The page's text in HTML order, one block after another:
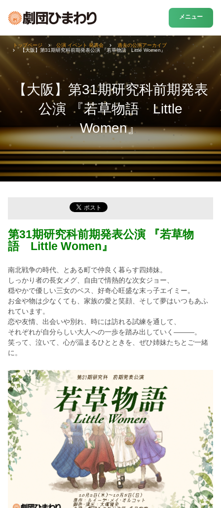
メニュー
【大阪】第31期研究科前期発表
公演 『若草物語 Little
Women』
トップページ 公演 イベント 発表会
過去の公演アーカイブ
【大阪】第31期研究科前期発表公演 『若草物語 Little Women』
第31期研究科前期発表公演 『若草物
語 Little Women』
南北戦争の時代、とある町で仲良く暮らす四姉妹。
しっかり者の長女メグ、自由で情熱的な次女ジョー、
穏やかで優しい三女のベス、好奇心旺盛な末っ子エイミー。
お金や物は少なくても、家族の愛と笑顔、そして夢はいつもあふ
れています。
恋や友情、出会いや別れ、時には訪れる試練を通して、
それぞれが自分らしい大人への一歩を踏み出していく―――。
笑って、泣いて、心が温まるひとときを、ぜひ姉妹たちとご一緒
に。